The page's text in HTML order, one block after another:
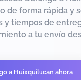
de forma rápida y
y tiempos de
a tu envío
a Huixquilucan ahora